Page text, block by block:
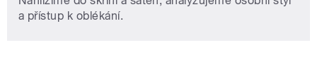
a přístup k oblékání.